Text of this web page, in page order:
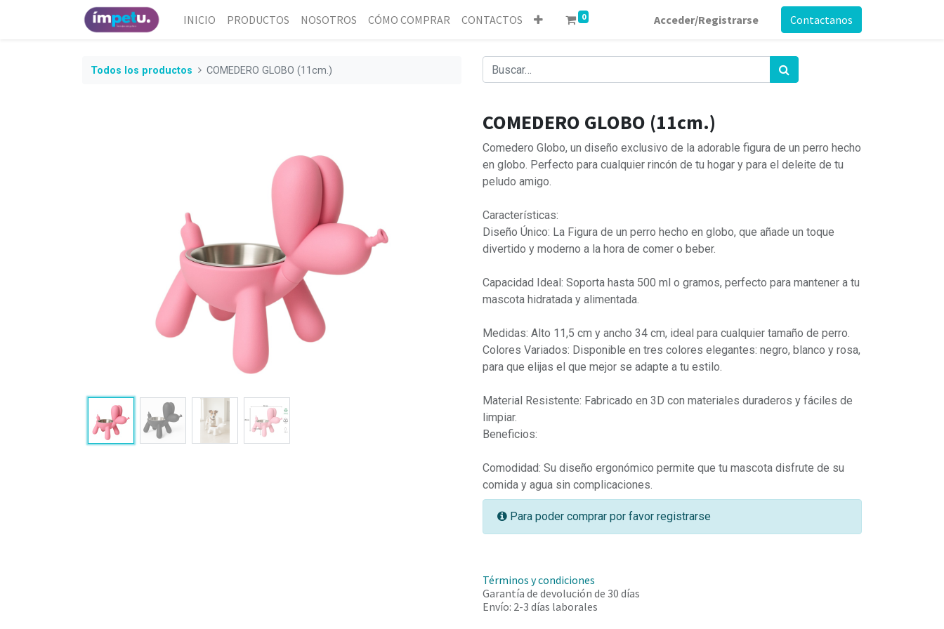
INICIO PRODUCTOS NOSOTROS CÓMO COMPRAR CONTACTOS 0 Acceder/Registrarse Contactanos
Todos los productos COMEDERO GLOBO (11cm.)
COMEDERO GLOBO (11cm.)
Comedero Globo, un diseño exclusivo de la adorable figura de un perro hecho
en globo. Perfecto para cualquier rincón de tu hogar y para el deleite de tu
peludo amigo.
Características:
Diseño Único: La Figura de un perro hecho en globo, que añade un toque
divertido y moderno a la hora de comer o beber.
Capacidad Ideal: Soporta hasta 500 ml o gramos, perfecto para mantener a tu
mascota hidratada y alimentada.
Medidas: Alto 11,5 cm y ancho 34 cm, ideal para cualquier tamaño de perro.
Colores Variados: Disponible en tres colores elegantes: negro, blanco y rosa,
para que elijas el que mejor se adapte a tu estilo.
Material Resistente: Fabricado en 3D con materiales duraderos y fáciles de
limpiar.
Beneficios:
Comodidad: Su diseño ergonómico permite que tu mascota disfrute de su
comida y agua sin complicaciones.
Para poder comprar por favor registrarse
Términos y condiciones
Garantía de devolución de 30 días
Envío: 2-3 días laborales